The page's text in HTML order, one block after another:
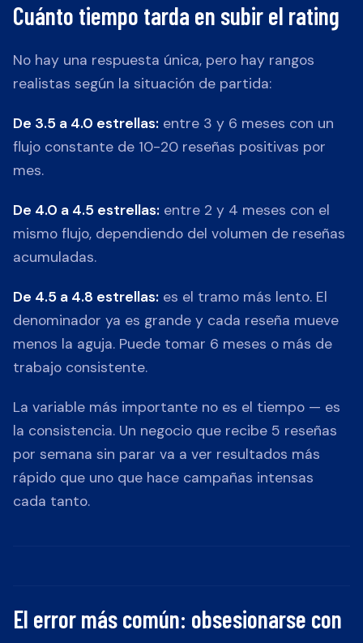
Cuánto tiempo tarda en subir el rating
No hay una respuesta única, pero hay rangos
realistas según la situación de partida:
De 3.5 a 4.0 estrellas: entre 3 y 6 meses con un
flujo constante de 10-20 reseñas positivas por
mes.
De 4.0 a 4.5 estrellas: entre 2 y 4 meses con el
mismo flujo, dependiendo del volumen de reseñas
acumuladas.
De 4.5 a 4.8 estrellas: es el tramo más lento. El
denominador ya es grande y cada reseña mueve
menos la aguja. Puede tomar 6 meses o más de
trabajo consistente.
La variable más importante no es el tiempo — es
la consistencia. Un negocio que recibe 5 reseñas
por semana sin parar va a ver resultados más
rápido que uno que hace campañas intensas
cada tanto.
El error más común: obsesionarse con